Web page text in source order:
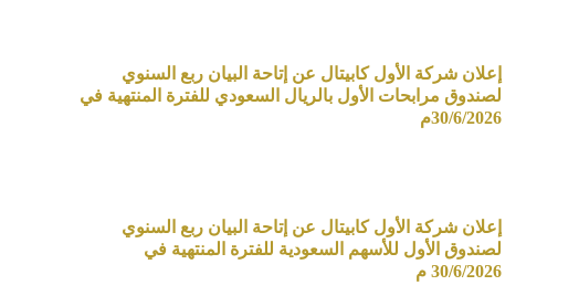
إعلان شركة الأول كابيتال عن إتاحة البيان ربع السنوي
لصندوق مرابحات الأول بالريال السعودي للفترة المنتهية في
30/6/2026م
إعلان شركة الأول كابيتال عن إتاحة البيان ربع السنوي
لصندوق الأول للأسهم السعودية للفترة المنتهية في
30/6/2026 م